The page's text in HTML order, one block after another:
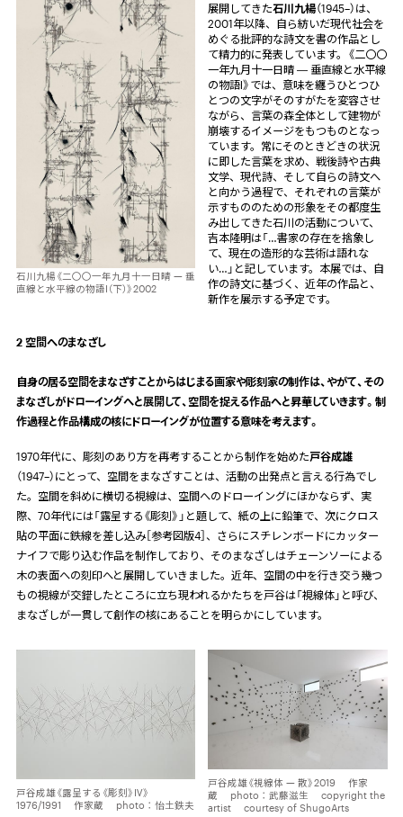
石川九楊《二〇〇一年九月十一日晴 — 垂
直線と水平線の物語Ⅰ（下）》2002
展開してきた石川九楊（1945–）は、
2001年以降、自ら紡いだ現代社会を
めぐる批評的な詩文を書の作品とし
て精力的に発表しています。《二〇〇
一年九月十一日晴 ― 垂直線と水平線
の物語Ⅰ》では、意味を纏うひとつひ
とつの文字がそのすがたを変容させ
ながら、言葉の森全体として建物が
崩壊するイメージをもつものとなっ
ています。常にそのときどきの状況
に即した言葉を求め、戦後詩や古典
文学、現代詩、そして自らの詩文へ
と向かう過程で、それぞれの言葉が
示すもののための形象をその都度生
み出してきた石川の活動について、
吉本隆明は「…書家の存在を捨象し
て、現在の造形的な芸術は語れな
い…」と記しています。本展では、自
作の詩文に基づく、近年の作品と、
新作を展示する予定です。
2 空間へのまなざし
自身の居る空間をまなざすことからはじまる画家や彫刻家の制作は、やがて、その
まなざしがドローイングへと展開して、空間を捉える作品へと昇華していきます。制
作過程と作品構成の核にドローイングが位置する意味を考えます。
1970年代に、彫刻のあり方を再考することから制作を始めた戸谷成雄
（1947–）にとって、空間をまなざすことは、活動の出発点と言える行為でし
た。空間を斜めに横切る視線は、空間へのドローイングにほかならず、実
際、 70年代には「露呈する《彫刻》」と題して、紙の上に鉛筆で、次にクロス
貼の平面に鉄線を差し込み［参考図版4］、さらにスチレンボードにカッター
ナイフで彫り込む作品を制作しており、そのまなざしはチェーンソーによる
木の表面への刻印へと展開していきました。近年、空間の中を行き交う幾つ
もの視線が交錯したところに立ち現われるかたちを戸谷は「視線体」と呼び、
まなざしが一貫して創作の核にあることを明らかにしています。
戸谷成雄《露呈する《彫刻》Ⅳ》
1976/1991 作家蔵 photo：怡土鉄夫
戸谷成雄《視線体 — 散》2019 作家
蔵 photo：武藤滋生 copyright the
artist courtesy of ShugoArts